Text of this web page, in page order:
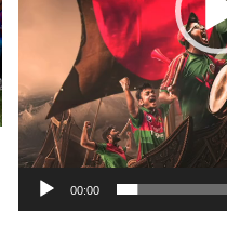
00:00